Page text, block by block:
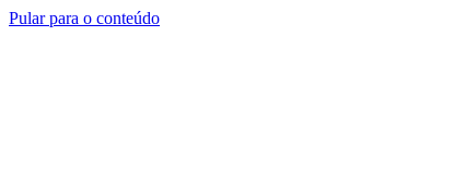
Pular para o conteúdo